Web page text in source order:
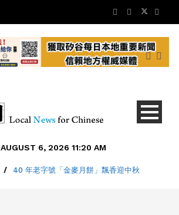
AUGUST 6, 2026 11:20 AM
/ 40 年老字號「金麥月餅」飄香迎中秋